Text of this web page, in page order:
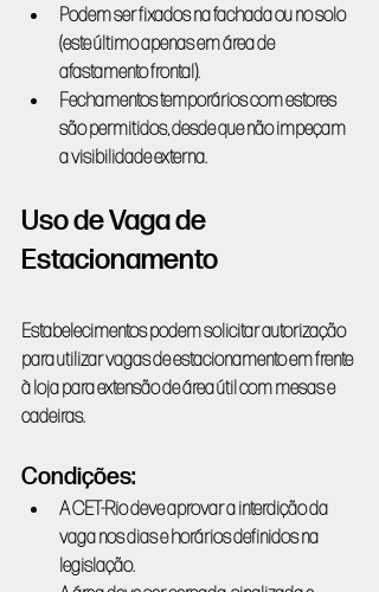
Podem ser fixados na fachada ou no solo
(este último apenas em área de
afastamento frontal).
Fechamentos temporários com estores
são permitidos, desde que não impeçam
a visibilidade externa.
Uso de Vaga de
Estacionamento
Estabelecimentos podem solicitar autorização
para utilizar vagas de estacionamento em frente
à loja para extensão de área útil com mesas e
cadeiras.
Condições:
A CET-Rio deve aprovar a interdição da
vaga nos dias e horários definidos na
legislação.